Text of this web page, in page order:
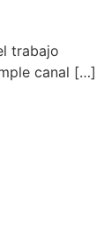
trabajo
canal […]